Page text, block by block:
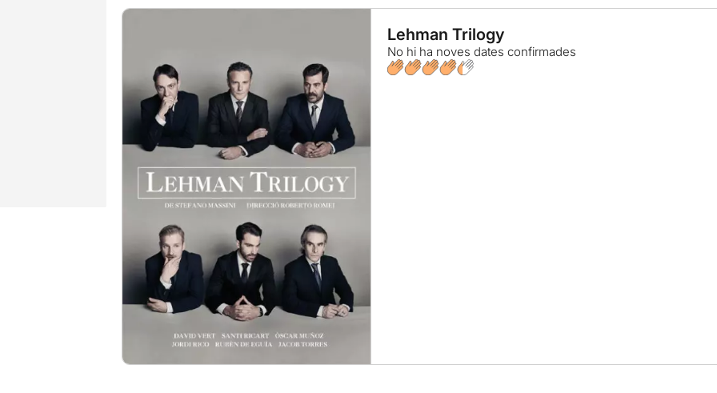
Lehman Trilogy
No hi ha noves dates confirmades